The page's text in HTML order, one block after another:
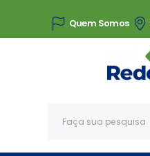
Quem Somos